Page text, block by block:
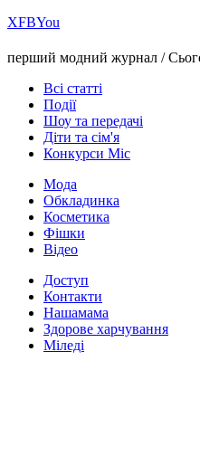
ХFBYou
перший модний журнал /
Всі статті
Події
Шоу та передачі
Діти та сім'я
Конкурси Міс
Мода
Обкладинка
Косметика
Фішки
Відео
Доступ
Контакти
Нашамама
Здорове харчування
Міледі